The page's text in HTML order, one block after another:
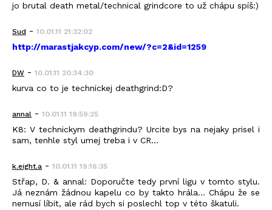
jo brutal death metal/technical grindcore to už chápu spíš:)
Sud - 10.01.11 21:32:02
http://marastjakcyp.com/new/?c=2&id=1259
DW - 10.01.11 20:34:30
kurva co to je technickej deathgrind:D?
annal - 10.01.11 19:59:25
K8: V technickym deathgrindu? Urcite bys na nejaky prisel i
sam, tenhle styl umej treba i v CR...
k.eight.a - 10.01.11 19:16:35
Střap, D. & annal: Doporučte tedy první ligu v tomto stylu.
Já neznám žádnou kapelu co by takto hrála... Chápu že se
nemusí líbit, ale rád bych si poslechl top v této škatuli.